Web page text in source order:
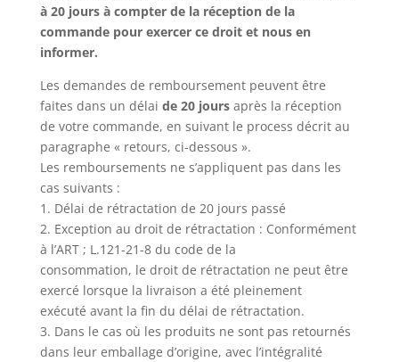
à 20 jours à compter de la réception de la
commande pour exercer ce droit et nous en
informer.
Les demandes de remboursement peuvent être
faites dans un délai de 20 joursaprès la réception
de votre commande, en suivant le process décrit au
paragraphe « retours, ci-dessous ».
Les remboursements ne s’appliquent pas dans les
cas suivants :
1. Délai de rétractation de 20 jours passé
2. Exception au droit de rétractation : Conformément
à l’ART ; L.121-21-8 du code de la
consommation, le droit de rétractation ne peut être
exercé lorsque la livraison a été pleinement
exécuté avant la fin du délai de rétractation.
3. Dans le cas où les produits ne sont pas retournés
dans leur emballage d’origine, avec l’intégralité